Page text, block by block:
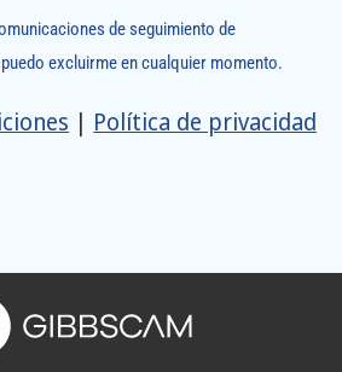
de seguimiento de
excluirme en cualquier momento.
| Política de privacidad